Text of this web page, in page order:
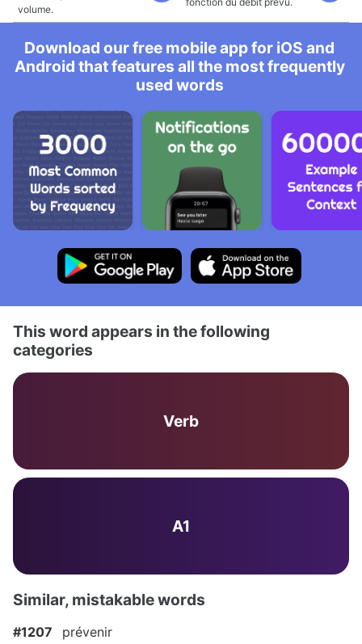
volume.
Download our free mobile app for iOS and
Android that features all the most frequently
used words
This word appears in the following
categories
Verb
A1
Similar, mistakable words
#1207
prévenir